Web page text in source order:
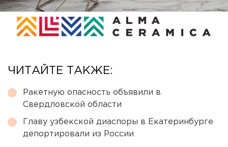
ЧИТАЙТЕ ТАКЖЕ:
Ракетную опасность объявили в
Свердловской области
Главу узбекской диаспоры в Екатеринбурге
депортировали из России